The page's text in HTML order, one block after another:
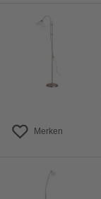
Merken